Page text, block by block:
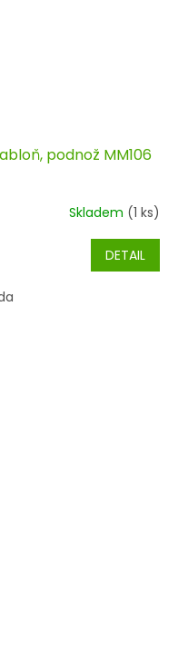
podnož MM106
Skladem (1 ks)
DETAIL